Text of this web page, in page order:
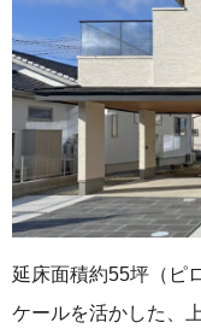
延床面積約55坪（ピ
ケールを活かした、